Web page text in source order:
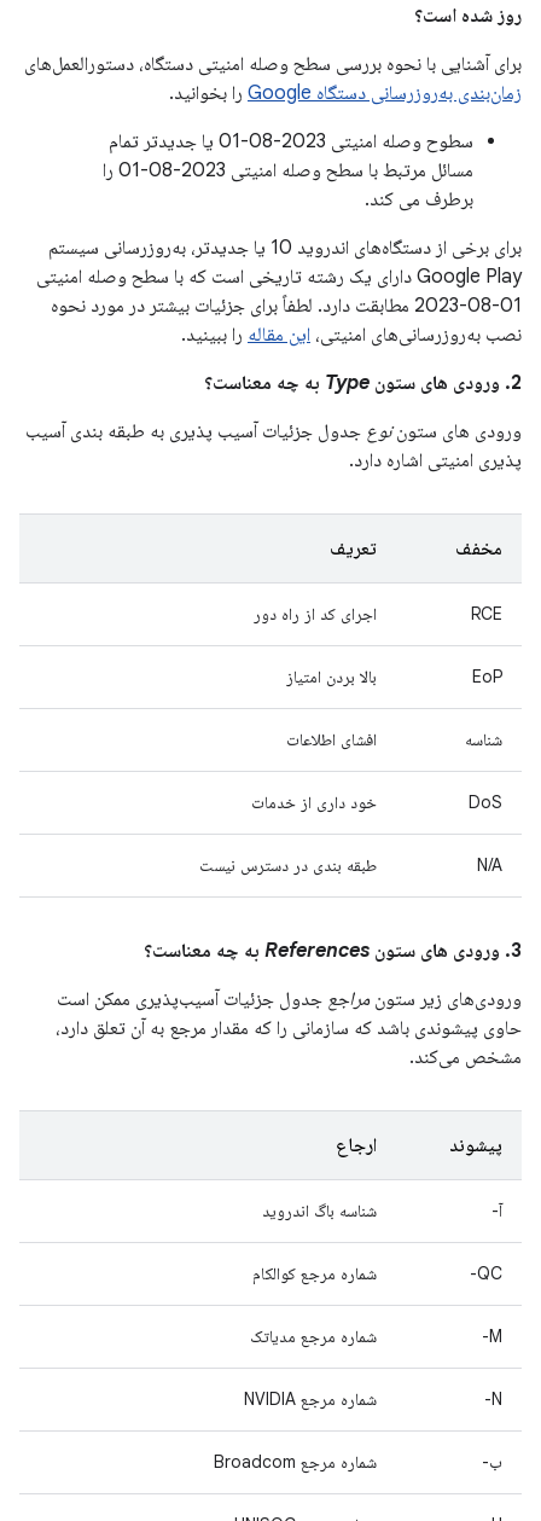
روز شده است؟
برای آشنایی با نحوه بررسی سطح وصله امنیتی دستگاه، دستورالعمل‌های
زمان‌بندی به‌روزرسانی دستگاه Google
را بخوانید.
سطوح وصله امنیتی 2023-08-01 یا جدیدتر تمام
مسائل مرتبط با سطح وصله امنیتی 2023-08-01 را
برطرف می کند.
برای برخی از دستگاه‌های اندروید 10 یا جدیدتر، به‌روزرسانی سیستم
Google Play دارای یک رشته تاریخی است که با سطح وصله امنیتی
01-08-2023 مطابقت دارد. لطفاً برای جزئیات بیشتر در مورد نحوه
نصب به‌روزرسانی‌های امنیتی، این مقاله را ببینید.
2. ورودی های ستون
Type به چه معناست؟
ورودی های ستوننوع جدول جزئیات آسیب پذیری به طبقه بندی آسیب
پذیری امنیتی اشاره دارد.
مخفف تعریف
RCE اجرای کد از راه دور
EoP بالا بردن امتیاز
شناسه افشای اطلاعات
DoS خود داری از خدمات
N/A طبقه بندی در دسترس نیست
3. ورودی های ستون References به چه معناست؟
ورودی‌های زیر ستون مراجع جدول جزئیات آسیب‌پذیری ممکن است
حاوی پیشوندی باشد که سازمانی را که مقدار مرجع به آن تعلق دارد،
مشخص می‌کند.
پیشوند ارجاع
آ- شناسه باگ اندروید
QC- شماره مرجع کوالکام
M- شماره مرجع مدیاتک
N- شماره مرجع NVIDIA
ب- شماره مرجع Broadcom